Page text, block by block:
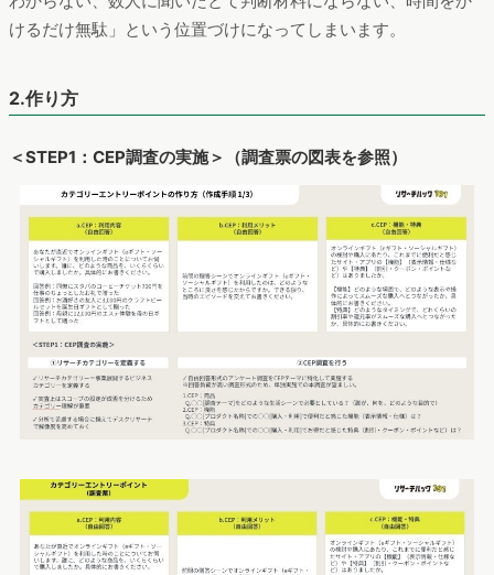
けるだけ無駄」という位置づけになってしまいます。
2.作り方
＜STEP1：CEP調査の実施＞（調査票の図表を参照）